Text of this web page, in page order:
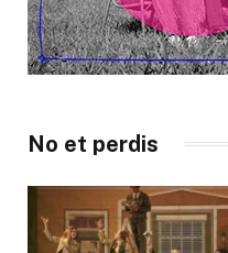
No et perdis